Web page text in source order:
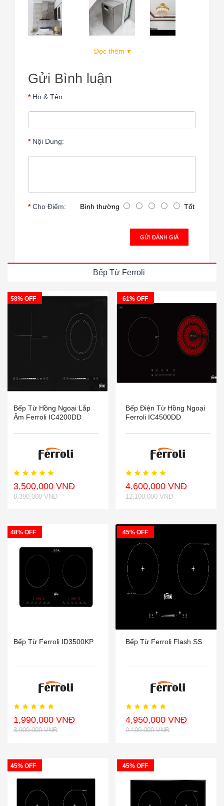
Đọc thêm ▾
Gửi Bình luận
Họ & Tên:
Nội Dung:
Cho Điểm: Bình thường Tốt
GỬI ĐÁNH GIÁ
Bếp Từ Ferroli
58% OFF
Bếp Từ Hồng Ngoại Lắp
Âm Ferroli IC4200DD
3,500,000 VNĐ
8,390,000 VNĐ
61% OFF
Bếp Điện Từ Hồng Ngoại
Ferroli IC4500DD
4,600,000 VNĐ
12,100,000 VNĐ
48% OFF
Bếp Từ Ferroli ID3500KP
1,990,000 VNĐ
3,900,000 VNĐ
45% OFF
Bếp Từ Ferroli Flash SS
4,950,000 VNĐ
9,100,000 VNĐ
45% OFF 45% OFF